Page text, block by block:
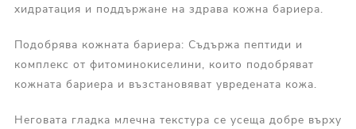
хидратация и поддържане на здрава кожна бариера.
Подобрява кожната бариера: Съдържа пептиди и
комплекс от фитоминокиселини, които подобряват
кожната бариера и възстановяват увредената кожа.
Неговата гладка млечна текстура се усеща добре върху